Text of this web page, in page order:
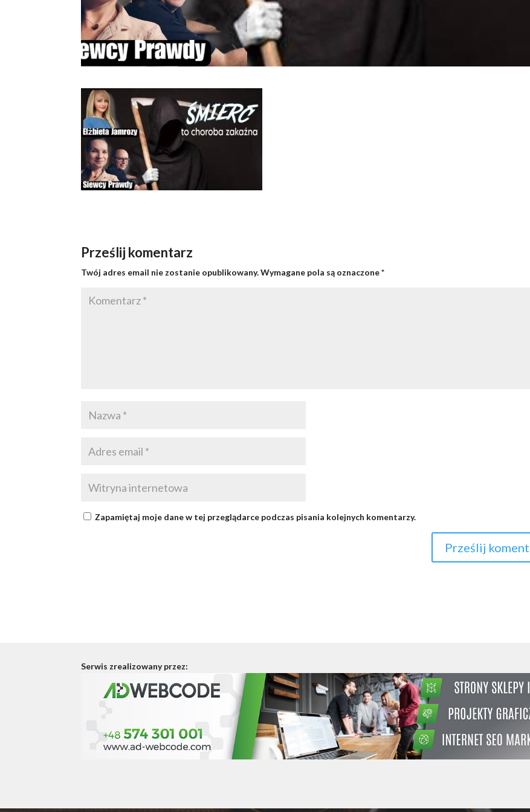
Prześlij komentarz
Twój adres email nie zostanie opublikowany. Wymagane pola są oznaczone*
Zapamiętaj moje dane w tej przeglądarce podczas pisania kolejnych komentarzy.
Serwis zrealizowany przez: